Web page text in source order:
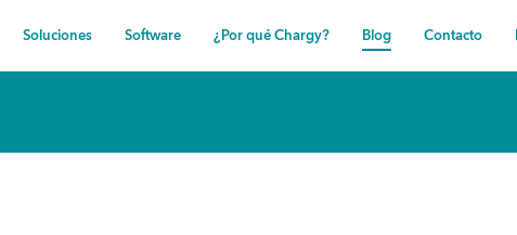
Soluciones Software ¿Por qué Chargy? Blog Contacto